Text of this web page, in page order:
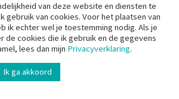
2020 © Filmcreatie
van deze website en diensten te
gebruik van cookies. Voor het plaatsen van
ik echter wel je toestemming nodig. Als je
de cookies die ik gebruik en de gegevens
lees dan mijn Privacyverklaring.
Ik ga akkoord